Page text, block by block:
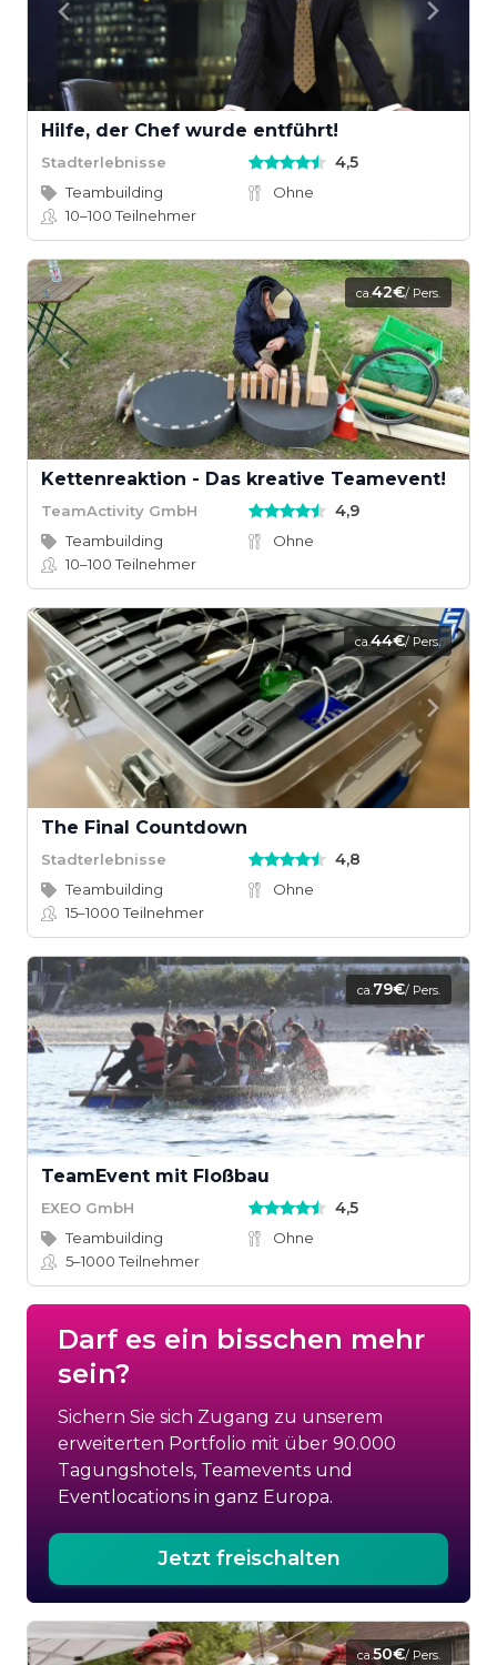
Hilfe, der Chef wurde entführt!
Stadterlebnisse 4,5
Teambuilding
Ohne
10–100Teilnehmer
ca.42€/ Pers.
Kettenreaktion - Das kreative Teamevent!
TeamActivity GmbH 4,9
Teambuilding
Ohne
10–100Teilnehmer
ca.44€/ Pers.
The Final Countdown
Stadterlebnisse 4,8
Teambuilding
Ohne
15–1000Teilnehmer
ca.79€/ Pers.
TeamEvent mit Floßbau
EXEO GmbH 4,5
Teambuilding
Ohne
5–1000Teilnehmer
Darf es ein bisschen mehr
sein?
Sichern Sie sich Zugang zu unserem
erweiterten Portfolio mit über 90.000
Tagungshotels, Teamevents und
Eventlocations in ganz Europa.
Jetzt freischalten
ca.50€/ Pers.